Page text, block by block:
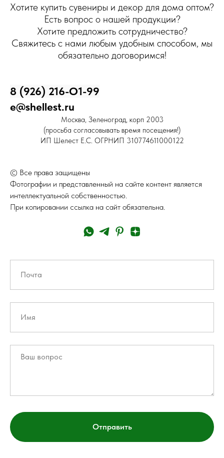
Хотите купить сувениры и декор для дома оптом?
Есть вопрос о нашей продукции?
Хотите предложить сотрудничество?
Свяжитесь с нами любым удобным способом, мы
обязательно договоримся!
8 (926) 216-О1-99
e@shellest.ru
Москва, Зеленоград, корп 2003
(просьба согласовывать время посещения!)
ИП Шелест Е.С. ОГРНИП 310774611000122
© Все права защищены
Фотографии и представленный на сайте контент является
интеллектуальной собственностью.
При копировании ссылка на сайт обязательна.
Отправить